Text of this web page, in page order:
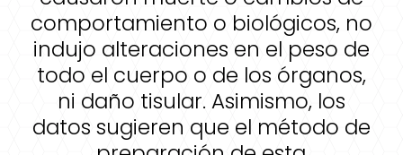
comportamiento o biológicos, no
indujo alteraciones en el peso de
todo el cuerpo o de los órganos,
ni daño tisular. Asimismo, los
datos sugieren que el método de